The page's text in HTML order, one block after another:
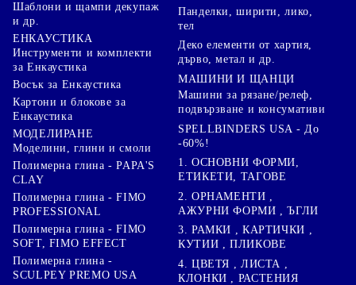
Шаблони и щампи декупаж
и др.
ЕНКАУСТИКА
Инструменти и комплекти
за Енкаустика
Восък за Енкаустика
Картони и блокове за
Енкаустика
МОДЕЛИРАНЕ
Моделини, глини и смоли
Полимерна глина - PAPA'S
CLAY
Полимерна глина - FIMO
PROFESSIONAL
Полимерна глина - FIMO
SOFT, FIMO EFFECT
Полимерна глина -
SCULPEY PREMO USA
Панделки, ширити, лико,
тел
Деко елементи от хартия,
дърво, метал и др.
МАШИНИ И ЩАНЦИ
Машини за рязане/релеф,
подвързване и консумативи
SPELLBINDERS USA - До
-60%!
1. ОСНОВНИ ФОРМИ,
ЕТИКЕТИ, ТАГОВЕ
2. ОРНАМЕНТИ ,
АЖУРНИ ФОРМИ , ЪГЛИ
3. РАМКИ , КАРТИЧКИ ,
КУТИИ , ПЛИКОВЕ
4. ЦВЕТЯ , ЛИСТА ,
КЛОНКИ , РАСТЕНИЯ